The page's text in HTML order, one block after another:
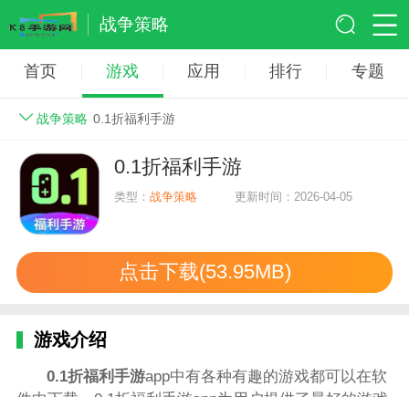
战争策略
首页 游戏 应用 排行 专题
战争策略 0.1折福利手游
0.1折福利手游
类型：战争策略 更新时间：2026-04-05
点击下载(53.95MB)
游戏介绍
0.1折福利手游app中有各种有趣的游戏都可以在软